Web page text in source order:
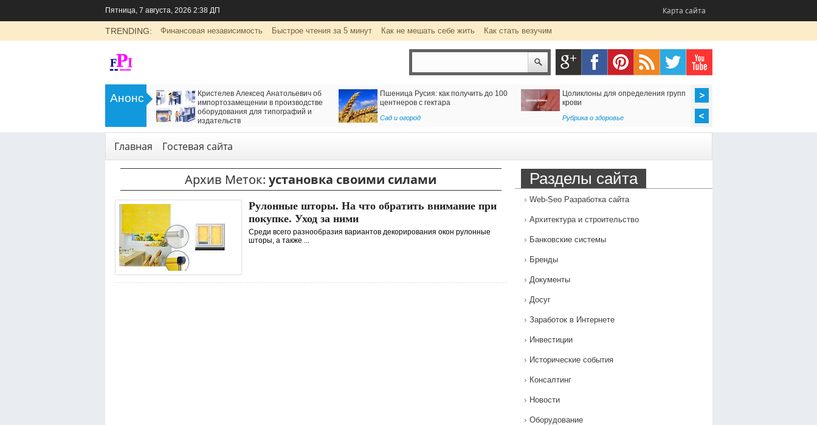
Пятница, 7 августа, 2026 2:38 ДП Карта сайта
TRENDING: Финансовая независимость Быстрое чтения за 5 минут Как не мешать себе жить Как стать везучим
Анонс
LADA Largus: универсальный
семейный автомобиль с российским
Кристелев Алексеq Анатольевич об
импортозамещении в производстве
оборудования для типографий и
издательств
Пшеница Русия: как получить до 100
центнеров с гектара
Сад и огород
Цоликлоны для определения групп
крови
Рубрика о здоровье
Главная Гостевая сайта
Архив Меток: установка своими силами
Рулонные шторы. На что обратить внимание при
покупке. Уход за ними
Среди всего разнообразия вариантов декорирования окон рулонные
шторы, а также ...
Разделы сайта
Web-Seo Разработка сайта
Архитектура и строительство
Банковские системы
Бренды
Документы
Досуг
Заработок в Интернете
Инвестиции
Исторические события
Консалтинг
Новости
Оборудование